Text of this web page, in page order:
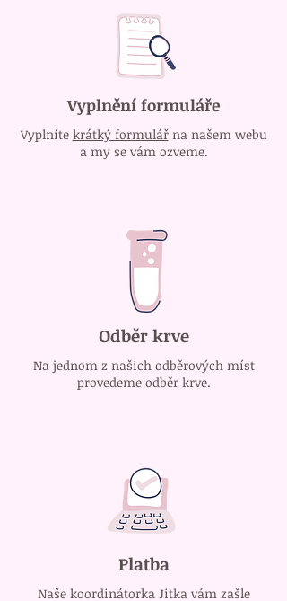
Vyplnění formuláře
Vyplníte krátký formulářna našem webu
a my se vám ozveme.
Odběr krve
Na jednom z našich odběrových míst
provedeme odběr krve.
Platba
Naše koordinátorka Jitka vám zašle